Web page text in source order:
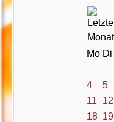
Mo Di
4
5
11
12
18 19